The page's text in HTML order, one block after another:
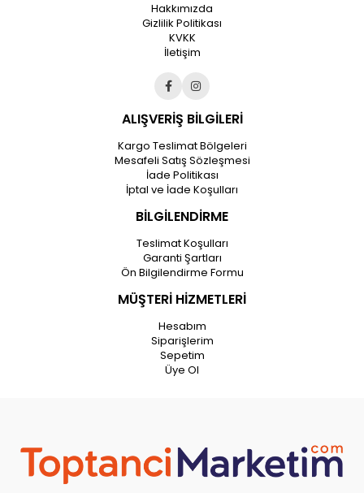
Hakkımızda
Gizlilik Politikası
KVKK
İletişim
ALIŞVERİŞ BİLGİLERİ
Kargo Teslimat Bölgeleri
Mesafeli Satış Sözleşmesi
İade Politikası
İptal ve İade Koşulları
BİLGİLENDİRME
Teslimat Koşulları
Garanti Şartları
Ön Bilgilendirme Formu
MÜŞTERİ HİZMETLERİ
Hesabım
Siparişlerim
Sepetim
Üye Ol